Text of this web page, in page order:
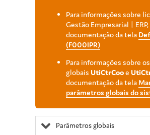
Para informações sobre
Gestão Empresarial | ERP
documentação da tela
(F000IPR)
Para informações sobre
globais UtiCtrCooe
documentação da tela
parâmetros globais do
Parâmetros globais